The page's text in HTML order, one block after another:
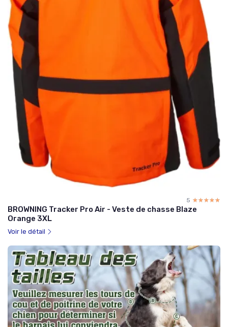
5 ☆☆☆☆☆
★★★★★
BROWNING Tracker Pro Air - Veste de chasse Blaze
Orange 3XL
Voir le détail